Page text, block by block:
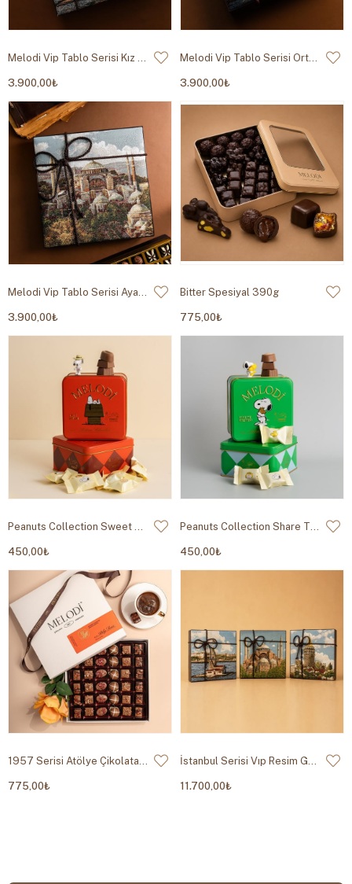
Melodi Vip Tablo Serisi Kız Kulesi
3.900,00₺
Melodi Vip Tablo Serisi Ortaköy Cami
3.900,00₺
Melodi Vip Tablo Serisi Ayasofya
3.900,00₺
Bitter Spesiyal 390g
775,00₺
Peanuts Collection Sweet Dreams Metal Kutu 200g
450,00₺
Peanuts Collection Share The Sweetness Metal Kutu 200g
450,00₺
1957 Serisi Atölye Çikolata 320g
775,00₺
İstanbul Serisi Vıp Resim Galerisi
11.700,00₺